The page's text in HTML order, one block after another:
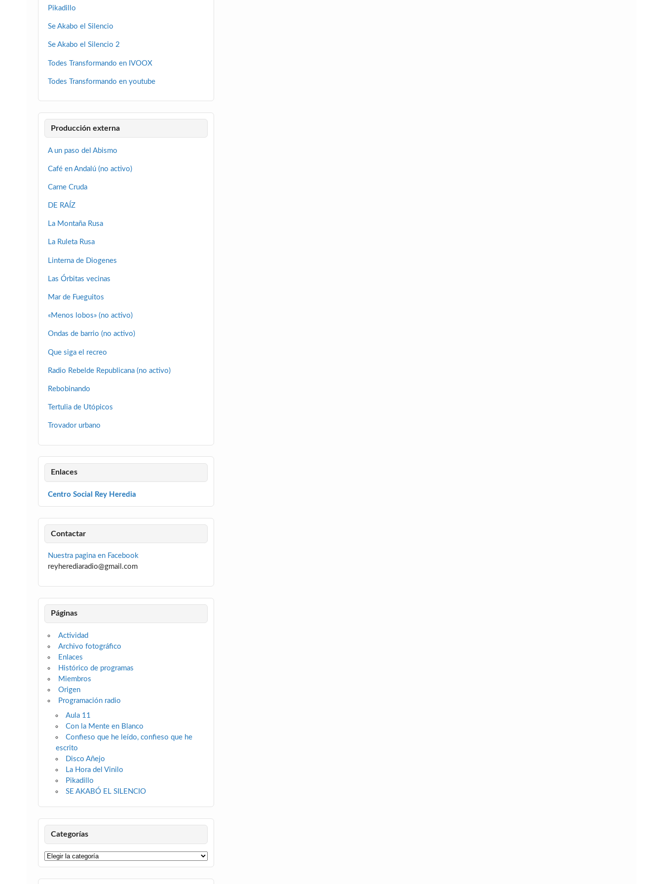
Pikadillo
Se Akabo el Silencio
Se Akabo el Silencio 2
Todes Transformando en IVOOX
Todes Transformando en youtube
Producción externa
A un paso del Abismo
Café en Andalú (no activo)
Carne Cruda
DE RAÍZ
La Montaña Rusa
La Ruleta Rusa
Linterna de Diogenes
Las Órbitas vecinas
Mar de Fueguitos
«Menos lobos» (no activo)
Ondas de barrio (no activo)
Que siga el recreo
Radio Rebelde Republicana (no activo)
Rebobinando
Tertulia de Utópicos
Trovador urbano
Enlaces
Centro Social Rey Heredia
Contactar
Nuestra pagina en Facebook
reyherediaradio@gmail.com
Páginas
Actividad
Archivo fotográfico
Enlaces
Histórico de programas
Miembros
Origen
Programación radio
Aula 11
Con la Mente en Blanco
Confieso que he leído, confieso que he
escrito
Disco Añejo
La Hora del Vinilo
Pikadillo
SE AKABÓ EL SILENCIO
Categorías
Categorías